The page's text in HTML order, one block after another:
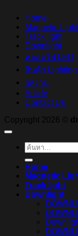
Home
Magnetic Light
Track light
Downlight
หลอดไฟ LED
สินค้า Lighting
ผลงาน
Article
Contact Us
Copyright 2026 ©
ค้นหา:
Home
Magnetic
Track light
Downlight